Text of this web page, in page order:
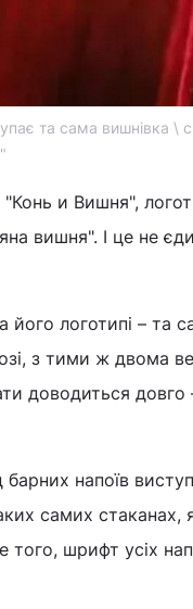
та сама вишнівка \
"Конь и Вишня",
вишня". І це не
його логотипі – та
з тими ж двома
доводиться довго
напоїв
самих стаканах,
того, шрифт усіх